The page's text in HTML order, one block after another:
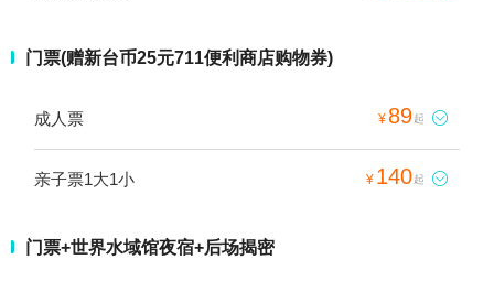
门票(赠新台币25元711便利商店购物券)
成人票 ¥ 89起 
亲子票1大1小 ¥ 140起 
门票+世界水域馆夜宿+后场揭密